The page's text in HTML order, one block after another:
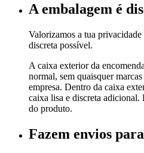
A embalagem é
Valorizamos a tua
discreta possível.
A caixa exterior da
normal, sem quaisquer
empresa. Dentro da caixa
caixa lisa e discreta adicional.
do produto.
Fazem envios